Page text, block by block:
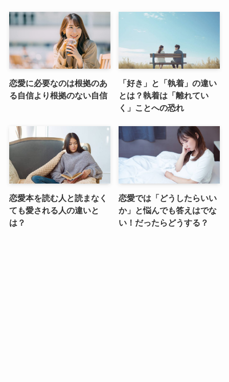
恋愛に必要なのは根拠のあ
る自信より根拠のない自信
「好き」と「執着」の違い
とは？執着は「離れてい
く」ことへの恐れ
恋愛本を読む人と読まなく
ても愛される人の違いと
は？
恋愛では「どうしたらいい
か」と悩んでも答えはでな
い！だったらどうする？